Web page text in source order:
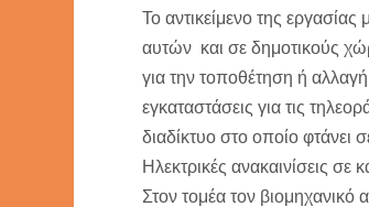
Το αντικείμενο της
αυτών και σε δημοτικούς
για την τοποθέτηση ή
εγκαταστάσεις για τις
διαδίκτυο στο οποίο φτάνει
Ηλεκτρικές ανακαινίσεις σε
Στον τομέα τον